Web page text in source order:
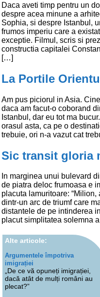
Daca aveti timp pentru un
despre acea minune a
Sophia, si despre Istanbul,
frumos imperiu care a
exceptie. Filmul, scris si
constructia capitalei
[…]
La Portile
Am pus piciorul in Asia.
daca am facut-o coborand
Istanbul, dar eu tot ma
orasul asta, ca pe o
trebuie, ori n-a vazut cat
Sic transit gloria
In marginea unui bulevard
de piatra deloc frumoasa e
placuta lamuritoare:
dintr-un arc de triumf care
distantele de pe intinderea
placut simplitatea solemna
Alte articole:
Argumentele împotriva
imigrației
„De ce vă opuneți imigrației,
dacă atât de mulți români au
plecat?”